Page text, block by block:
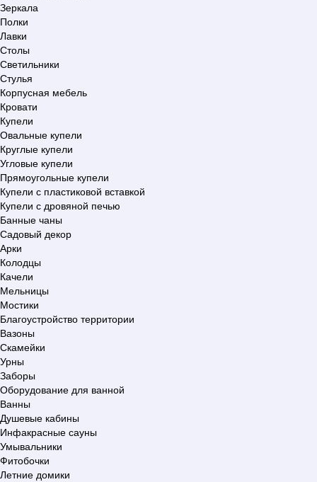
Зеркала
Полки
Лавки
Столы
Светильники
Стулья
Корпусная мебель
Кровати
Купели
Овальные купели
Круглые купели
Угловые купели
Прямоугольные купели
Купели с пластиковой вставкой
Купели с дровяной печью
Банные чаны
Садовый декор
Арки
Колодцы
Качели
Мельницы
Мостики
Благоустройство территории
Вазоны
Скамейки
Урны
Заборы
Оборудование для ванной
Ванны
Душевые кабины
Инфакрасные сауны
Умывальники
Фитобочки
Летние домики